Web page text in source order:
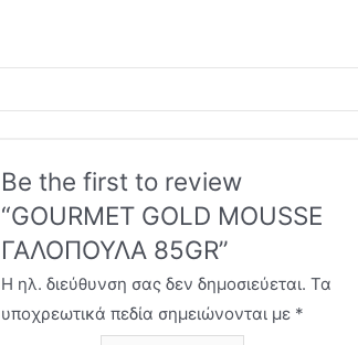
Be the first to review
“GOURMET GOLD MOUSSE
ΓΑΛΟΠΟΥΛΑ 85GR”
Η ηλ. διεύθυνση σας δεν δημοσιεύεται. Τα
υποχρεωτικά πεδία σημειώνονται με *